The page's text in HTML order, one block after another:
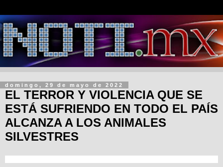
domingo, 29 de mayo de 2022
EL TERROR Y VIOLENCIA QUE SE
ESTÁ SUFRIENDO EN TODO EL PAÍS
ALCANZA A LOS ANIMALES
SILVESTRES